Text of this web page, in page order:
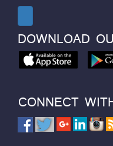
DOWNLOAD
CONNECT